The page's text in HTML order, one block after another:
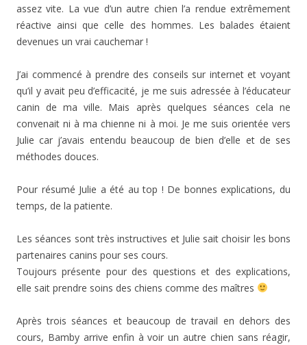
assez vite. La vue d’un autre chien l’a rendue extrêmement
réactive ainsi que celle des hommes. Les balades étaient
devenues un vrai cauchemar !
J’ai commencé à prendre des conseils sur internet et voyant
qu’il y avait peu d’efficacité, je me suis adressée à l’éducateur
canin de ma ville. Mais après quelques séances cela ne
convenait ni à ma chienne ni à moi. Je me suis orientée vers
Julie car j’avais entendu beaucoup de bien d’elle et de ses
méthodes douces.
Pour résumé Julie a été au top ! De bonnes explications, du
temps, de la patiente.
Les séances sont très instructives et Julie sait choisir les bons
partenaires canins pour ses cours.
Toujours présente pour des questions et des explications,
elle sait prendre soins des chiens comme des maîtres
Après trois séances et beaucoup de travail en dehors des
cours, Bamby arrive enfin à voir un autre chien sans réagir,